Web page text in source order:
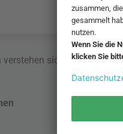
sich inklusive